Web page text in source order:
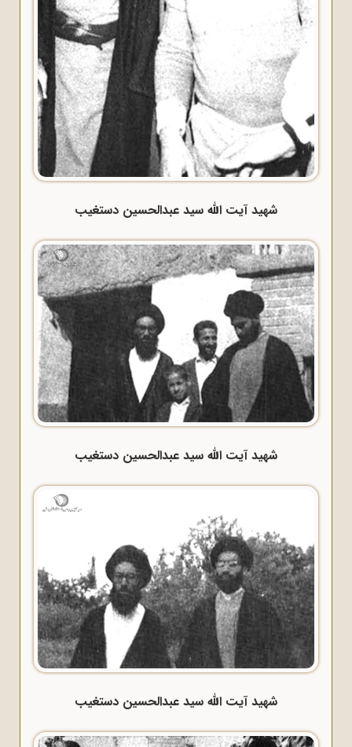
شهید آیت الله سید عبدالحسین دستغیب
شهید آیت الله سید عبدالحسین دستغیب
شهید آیت الله سید عبدالحسین دستغیب